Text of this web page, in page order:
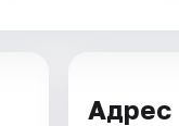
Адрес